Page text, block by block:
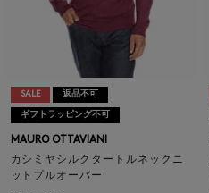
SALE 返品不可
ギフトラッピング不可
MAURO OTTAVIANI
カシミヤシルクタートルネックニ
ットプルオーバー